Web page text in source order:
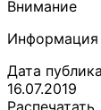
Внимание
Информация
Дата
16.07.2019